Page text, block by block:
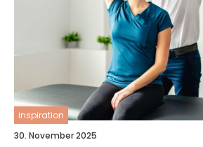
inspiration
30. November 2025